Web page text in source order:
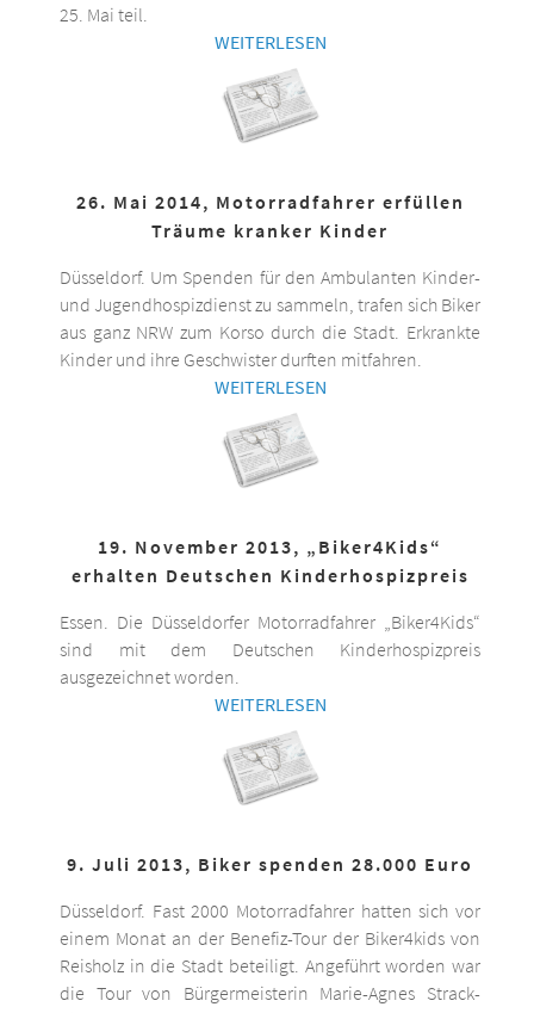
25. Mai teil.
WEITERLESEN
26. Mai 2014, Motorradfahrer erfüllen
Träume kranker Kinder
Düsseldorf. Um Spenden für den Ambulanten Kinder-
und Jugendhospizdienst zu sammeln, trafen sich Biker
aus ganz NRW zum Korso durch die Stadt. Erkrankte
Kinder und ihre Geschwister durften mitfahren.
WEITERLESEN
19. November 2013, „Biker4Kids“
erhalten Deutschen Kinderhospizpreis
Essen. Die Düsseldorfer Motorradfahrer „Biker4Kids“
sind mit dem Deutschen Kinderhospizpreis
ausgezeichnet worden.
WEITERLESEN
9. Juli 2013, Biker spenden 28.000 Euro
Düsseldorf. Fast 2000 Motorradfahrer hatten sich vor
einem Monat an der Benefiz-Tour der Biker4kids von
Reisholz in die Stadt beteiligt. Angeführt worden war
die Tour von Bürgermeisterin Marie-Agnes Strack-